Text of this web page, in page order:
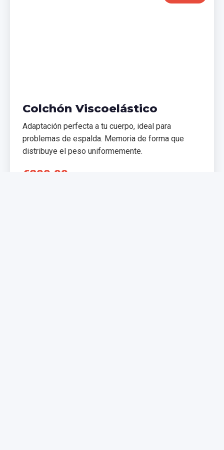
Colchón Viscoelástico
Adaptación perfecta a tu cuerpo, ideal para
problemas de espalda. Memoria de forma que
distribuye el peso uniformemente.
€299,99